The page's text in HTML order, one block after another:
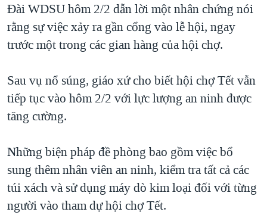
Đài WDSU hôm 2/2 dẫn lời một nhân chứng nói
rằng sự việc xảy ra gần cổng vào lễ hội, ngay
trước một trong các gian hàng của hội chợ.
Sau vụ nổ súng, giáo xứ cho biết hội chợ Tết vẫn
tiếp tục vào hôm 2/2 với lực lượng an ninh được
tăng cường.
Những biện pháp đề phòng bao gồm việc bổ
sung thêm nhân viên an ninh, kiểm tra tất cả các
túi xách và sử dụng máy dò kim loại đối với từng
người vào tham dự hội chợ Tết.